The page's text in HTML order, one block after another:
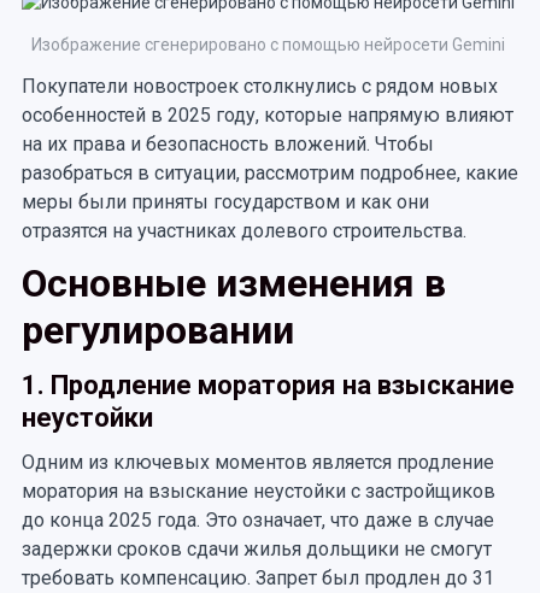
Изображение сгенерировано с помощью нейросети Gemini
Покупатели новостроек столкнулись с рядом новых
особенностей в 2025 году, которые напрямую влияют
на их права и безопасность вложений. Чтобы
разобраться в ситуации, рассмотрим подробнее, какие
меры были приняты государством и как они
отразятся на участниках долевого строительства.
Основные изменения в
регулировании
1. Продление моратория на взыскание
неустойки
Одним из ключевых моментов является продление
моратория на взыскание неустойки с застройщиков
до конца 2025 года. Это означает, что даже в случае
задержки сроков сдачи жилья дольщики не смогут
требовать компенсацию. Запрет был продлен до 31